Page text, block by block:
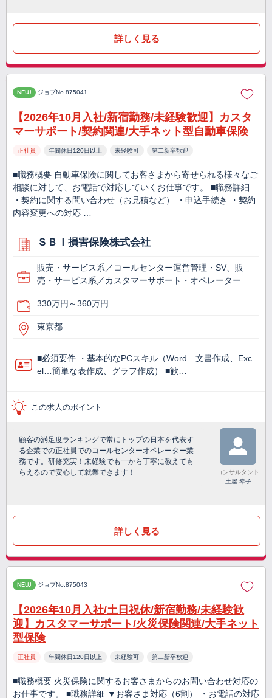
詳しく見る
NEW ジョブNo.875041
【2026年10月入社/新宿勤務/未経験歓迎】カスタ
マーサポート/契約関連/大手ネット型自動車保険
正社員 年間休日120日以上 未経験可 第二新卒歓迎
■職務概要 自動車保険に関してお客さまから寄せられる様々なご
相談に対して、お電話で対応していくお仕事です。 ■職務詳細
・契約に関する問い合わせ（お見積など） ・申込手続き ・契約
内容変更への対応 …
ＳＢＩ損害保険株式会社
販売・サービス系／コールセンター運営管理・SV、販
売・サービス系／カスタマーサポート・オペレーター
330万円～360万円
東京都
■必須要件 ・基本的なPCスキル（Word…文書作成、Exc
el…簡単な表作成、グラフ作成） ■歓…
この求人のポイント
顧客の満足度ランキングで常にトップの日本を代表す
る企業での正社員でのコールセンターオペレーター業
務です。研修充実！未経験でも一から丁寧に教えても
らえるので安心して就業できます！
コンサルタント
土屋 幸子
詳しく見る
NEW ジョブNo.875043
【2026年10月入社/土日祝休/新宿勤務/未経験歓
迎】カスタマーサポート/火災保険関連/大手ネット
型保険
正社員 年間休日120日以上 未経験可 第二新卒歓迎
■職務概要 火災保険に関するお客さまからのお問い合わせ対応の
お仕事です。 ■職務詳細 ▼お客さま対応（6割） ・お電話の対応